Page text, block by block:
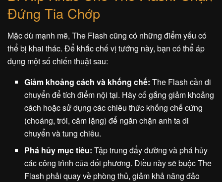
Đứng Tia Chớp
Mặc dù mạnh mẽ, The Flash cũng có những điểm yếu có
thể bị khai thác. Để khắc chế vị tướng này, bạn có thể áp
dụng một số chiến thuật sau:
Giảm khoảng cách và khống chế: The Flash cần di
chuyển để tích điểm nội tại. Hãy cố gắng giảm khoảng
cách hoặc sử dụng các chiêu thức khống chế cứng
(choáng, trói, câm lặng) để ngăn chặn anh ta di
chuyển và tung chiêu.
Phá hủy mục tiêu: Tập trung đẩy đường và phá hủy
các công trình của đối phương. Điều này sẽ buộc The
Flash phải quay về phòng thủ, giảm khả năng đảo